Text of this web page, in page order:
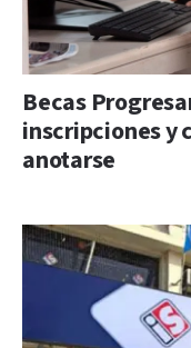
Becas
inscripciones y
anotarse